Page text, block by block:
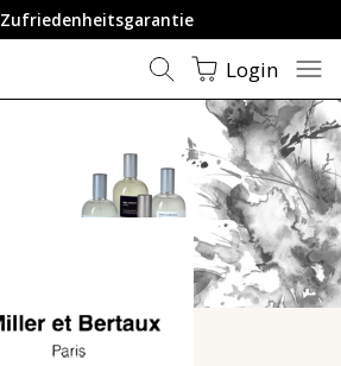
Zufriedenheitsgarantie
Login